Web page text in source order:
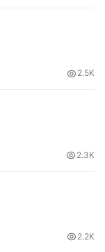
2.5K
2.3K
2.2K